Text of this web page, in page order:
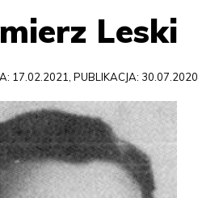
Leski
17.02.2021, PUBLIKACJA: 30.07.2020